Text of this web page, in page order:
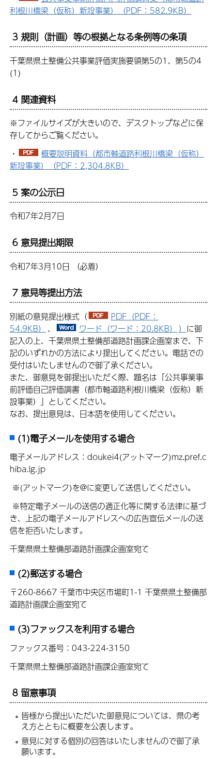
利根川橋梁（仮称）新設事業）（PDF：582.9KB）
3 規則（計画）等の根拠となる条例等の条項
千葉県県土整備公共事業評価実施要領第5の1、第5の4
(1)
4 関連資料
※ファイルサイズが大きいので、デスクトップなどに保
存してからご覧ください。
・
概要説明資料（都市軸道路利根川橋梁（仮称）
新設事業）（PDF：2,304.8KB）
5 案の公示日
令和7年2月7日
6 意見提出期限
令和7年3月10日 （必着）
7 意見等提出方法
別紙の意見提出様式（
PDF（PDF：
54.9KB） 、 ワード（ワード：20.8KB） ） に御
記入の上、千葉県県土整備部道路計画課企画室まで、下
記のいずれかの方法により提出してください。電話での
受付はいたしませんので御了承ください。
また、御意見を御提出いただく際、題名は「公共事業事
前評価自己評価調書（都市軸道路利根川橋梁（仮称）新
設事業）」としてください。
なお、提出意見は、日本語を使用してください。
(1)電子メールを使用する場合
電子メールアドレス：doukei4(アットマーク)mz.pref.c
hiba.lg.jp
※(アットマーク)を@に変更して送信してください。
※特定電子メールの送信の適正化等に関する法律に基づ
き、上記の電子メールアドレスへの広告宣伝メールの送
信を拒否いたします。
千葉県県土整備部道路計画課企画室宛て
(2)郵送する場合
〒260-8667 千葉市中央区市場町1-1 千葉県県土整備部
道路計画課企画室宛て
(3)ファックスを利用する場合
ファックス番号：043-224-3150
千葉県県土整備部道路計画課企画室宛て
8 留意事項
皆様から提出いただいた御意見については、県の考
え方とともに概要を公表します。
意見に対する個別の回答はいたしませんので御了承
願います。